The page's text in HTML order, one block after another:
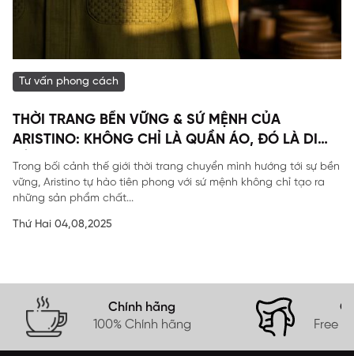
Tư vấn phong cách
THỜI TRANG BỀN VỮNG & SỨ MỆNH CỦA
ARISTINO: KHÔNG CHỈ LÀ QUẦN ÁO, ĐÓ LÀ DI
SẢN
Trong bối cảnh thế giới thời trang chuyển mình hướng tới sự bền
vững, Aristino tự hào tiên phong với sứ mệnh không chỉ tạo ra
những sản phẩm chất...
Thứ Hai 04,08,2025
Chính hãng
100% Chính hãng
Free